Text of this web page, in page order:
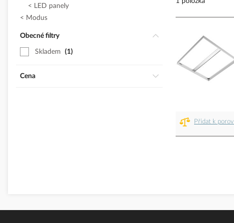
Přidat k
LED panely
Modus
Obecné filtry
Skladem 1
Cena